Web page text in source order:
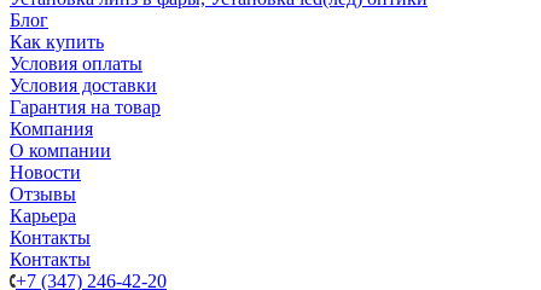
Блог
Как купить
Условия оплаты
Условия доставки
Гарантия на товар
Компания
О компании
Новости
Отзывы
Карьера
Контакты
Контакты
+7 (347) 246-42-20